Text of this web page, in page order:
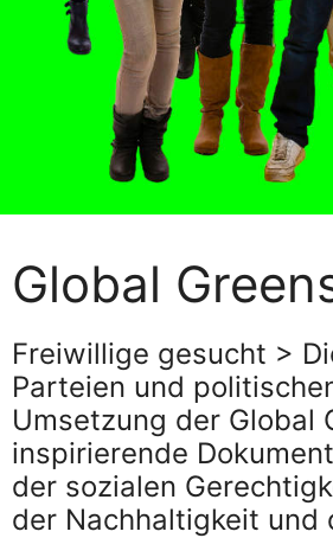
Global
Freiwillige gesucht >
Parteien und
Umsetzung der Global
inspirierende
der sozialen
der Nachhaltigkeit